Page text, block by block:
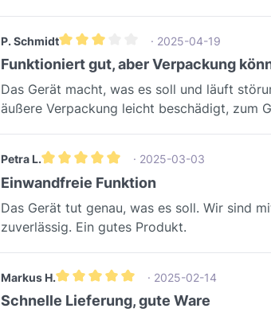
P. Schmidt
Durchschnittliche Bewertung von 3 von 5
· 2025-04-19
Funktioniert gut, aber Verpackung
Das Gerät macht, was es soll und läuft
äußere Verpackung leicht beschädigt, zum
Petra L.
Durchschnittliche Bewertung von 5 von 5
· 2025-03-03
Einwandfreie Funktion
Das Gerät tut genau, was es soll. Wir sind
zuverlässig. Ein gutes Produkt.
Markus H.
Durchschnittliche Bewertung von 5 von 5
· 2025-02-14
Schnelle Lieferung, gute Ware